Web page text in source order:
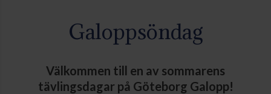
Galoppsöndag
Välkommen till en av sommarens
tävlingsdagar på Göteborg Galopp!